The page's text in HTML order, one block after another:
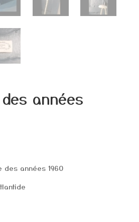
années
des années 1960